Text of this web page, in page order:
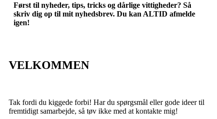
Først til nyheder, tips, tricks og dårlige vittigheder? Så
skriv dig op til mit nyhedsbrev. Du kan ALTID afmelde
igen!
VELKOMMEN
Tak fordi du kiggede forbi! Har du spørgsmål eller gode ideer til
fremtidigt samarbejde, så tøv ikke med at kontakte mig!